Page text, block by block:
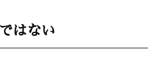
はない